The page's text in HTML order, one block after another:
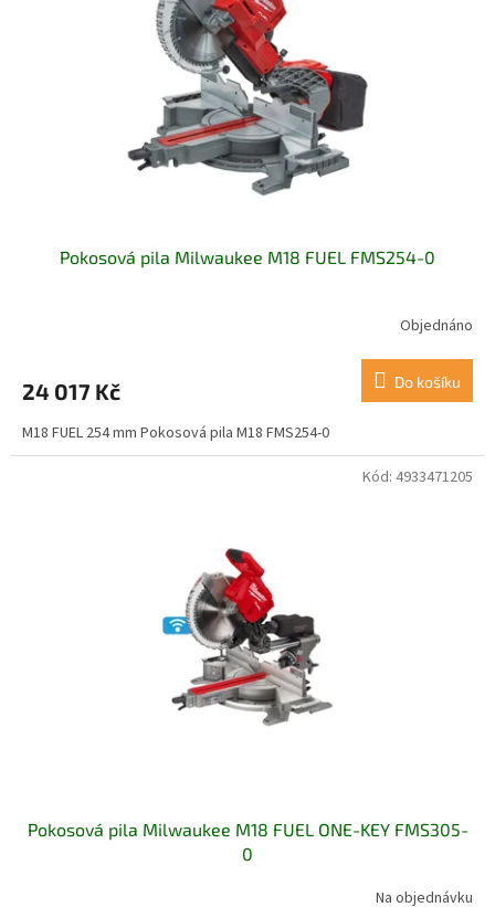
Pokosová pila Milwaukee M18 FUEL FMS254-0
Objednáno
24 017 Kč Do košíku
M18 FUEL 254 mm Pokosová pila M18 FMS254-0
Pokosová pila Milwaukee M18 FUEL ONE-KEY FMS305-
0
Na objednávku
Kód: 4933471205